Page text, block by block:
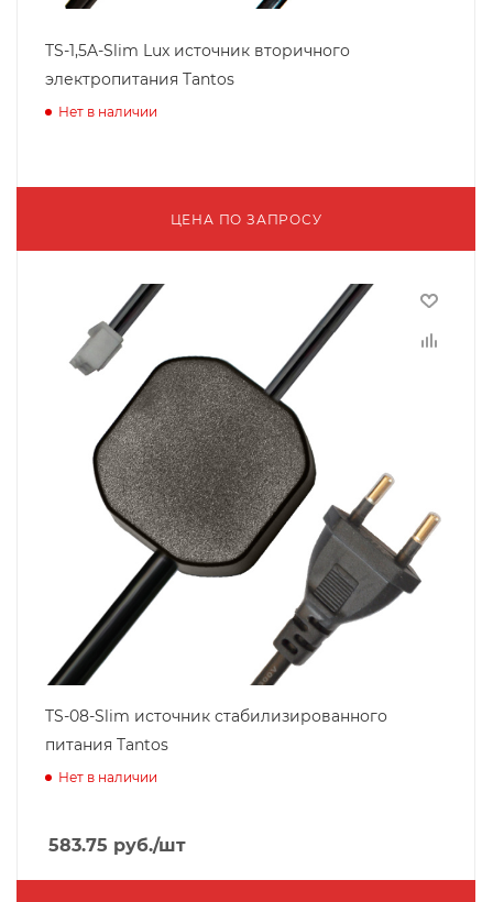
TS-1,5A-Slim Lux источник вторичного
электропитания Tantos
Нет в наличии
ЦЕНА ПО ЗАПРОСУ
TS-08-Slim источник стабилизированного
питания Tantos
Нет в наличии
583.75 руб./шт